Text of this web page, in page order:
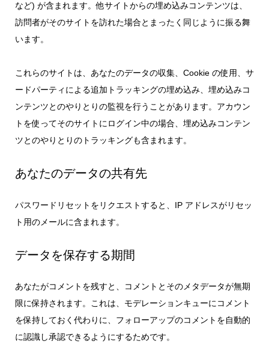
など) が含まれます。他サイトからの埋め込みコンテンツは、
訪問者がそのサイトを訪れた場合とまったく同じように振る舞
います。
これらのサイトは、あなたのデータの収集、Cookie の使用、サ
ードパーティによる追加トラッキングの埋め込み、埋め込みコ
ンテンツとのやりとりの監視を行うことがあります。アカウン
トを使ってそのサイトにログイン中の場合、埋め込みコンテン
ツとのやりとりのトラッキングも含まれます。
あなたのデータの共有先
パスワードリセットをリクエストすると、IP アドレスがリセッ
ト用のメールに含まれます。
データを保存する期間
あなたがコメントを残すと、コメントとそのメタデータが無期
限に保持されます。これは、モデレーションキューにコメント
を保持しておく代わりに、フォローアップのコメントを自動的
に認識し承認できるようにするためです。